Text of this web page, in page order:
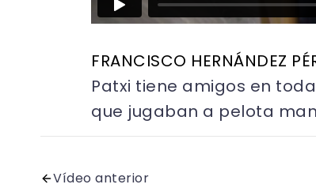
FRANCISCO HERNÁNDEZ
Patxi tiene amigos en
que jugaban a pelota
Vídeo anterior